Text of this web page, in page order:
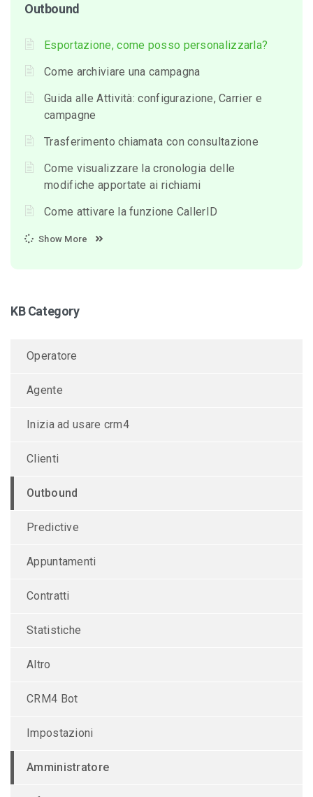
Outbound
Esportazione, come posso personalizzarla?
Come archiviare una campagna
Guida alle Attività: configurazione, Carrier e
campagne
Trasferimento chiamata con consultazione
Come visualizzare la cronologia delle
modifiche apportate ai richiami
Come attivare la funzione CallerID
Show More
KB Category
Operatore
Agente
Inizia ad usare crm4
Clienti
Outbound
Predictive
Appuntamenti
Contratti
Statistiche
Altro
CRM4 Bot
Impostazioni
Amministratore